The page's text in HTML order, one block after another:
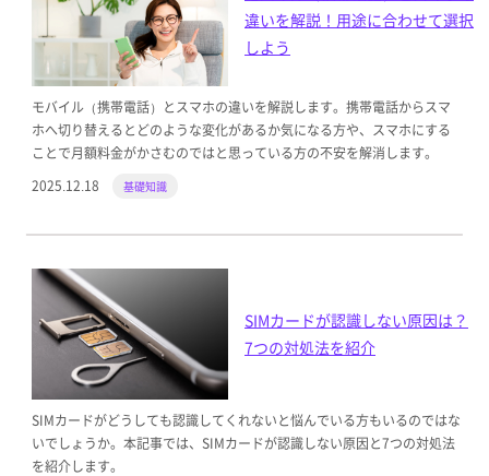
違いを解説！用途に合わせて選択
しよう
モバイル（携帯電話）とスマホの違いを解説します。携帯電話からスマ
ホへ切り替えるとどのような変化があるか気になる方や、スマホにする
ことで月額料金がかさむのではと思っている方の不安を解消します。
2025.12.18
基礎知識
SIMカードが認識しない原因は？
7つの対処法を紹介
SIMカードがどうしても認識してくれないと悩んでいる方もいるのではな
いでしょうか。本記事では、SIMカードが認識しない原因と7つの対処法
を紹介します。